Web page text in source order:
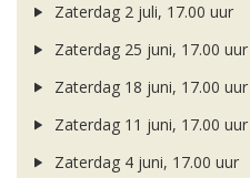
Zaterdag 2 juli, 17.00 uur
Zaterdag 25 juni, 17.00 uur
Zaterdag 18 juni, 17.00 uur
Zaterdag 11 juni, 17.00 uur
Zaterdag 4 juni, 17.00 uur